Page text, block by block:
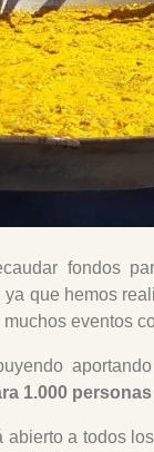
fondos
que hemos
eventos
aportando
1.000
a todos